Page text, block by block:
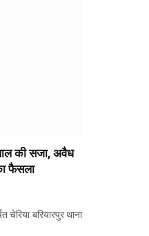
की सजा, अवैध
फैसला
बरियारपुर थाना